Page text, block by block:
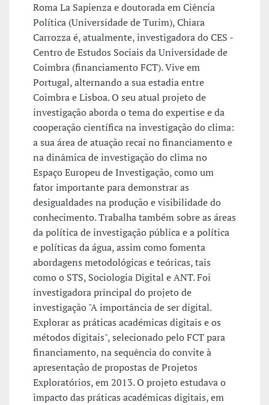
Roma La Sapienza e doutorada em Ciência
Política (Universidade de Turim), Chiara
Carrozza é, atualmente, investigadora do CES -
Centro de Estudos Sociais da Universidade de
Coimbra (financiamento FCT). Vive em
Portugal, alternando a sua estadia entre
Coimbra e Lisboa. O seu atual projeto de
investigação aborda o tema do expertise e da
cooperação científica na investigação do clima:
a sua área de atuação recai no financiamento e
na dinâmica de investigação do clima no
Espaço Europeu de Investigação, como um
fator importante para demonstrar as
desigualdades na produção e visibilidade do
conhecimento. Trabalha também sobre as áreas
da política de investigação pública e a política
e políticas da água, assim como fomenta
abordagens metodológicas e teóricas, tais
como o STS, Sociologia Digital e ANT. Foi
investigadora principal do projeto de
investigação "A importância de ser digital.
Explorar as práticas académicas digitais e os
métodos digitais", selecionado pelo FCT para
financiamento, na sequência do convite à
apresentação de propostas de Projetos
Exploratórios, em 2013. O projeto estudava o
impacto das práticas académicas digitais, em